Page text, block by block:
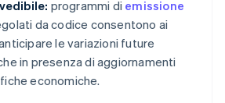
programmi di emissione
da codice consentono ai
le variazioni future
in presenza di aggiornamenti
economiche.